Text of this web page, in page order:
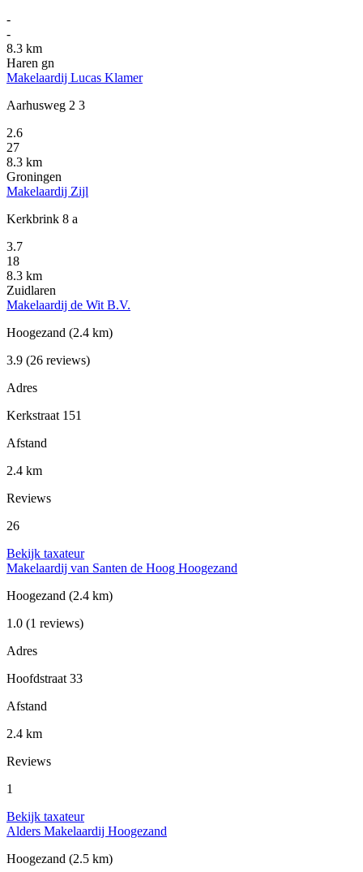
-
-
8.3 km
Haren gn
Makelaardij Lucas Klamer
Aarhusweg 2 3
2.6
27
8.3 km
Groningen
Makelaardij Zijl
Kerkbrink 8 a
3.7
18
8.3 km
Zuidlaren
Makelaardij de Wit B.V.
Hoogezand (2.4 km)
3.9 (26 reviews)
Adres
Kerkstraat 151
Afstand
2.4 km
Reviews
26
Bekijk taxateur
Makelaardij van Santen de Hoog Hoogezand
Hoogezand (2.4 km)
1.0 (1 reviews)
Adres
Hoofdstraat 33
Afstand
2.4 km
Reviews
1
Bekijk taxateur
Alders Makelaardij Hoogezand
Hoogezand (2.5 km)